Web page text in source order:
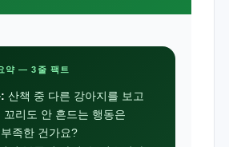
약 — 3줄 팩트
산책 중 다른 강아지를 보고
꼬리도 안 흔드는 행동은
족한 건가요?